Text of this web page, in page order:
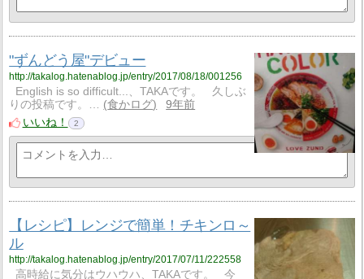
"ずんどう屋"デビュー
http://takalog.hatenablog.jp/entry/2017/08/18/001256
English is so difficult...、TAKAです。 久しぶ
りの投稿です。…
食かログ
9年前
いいね！
2
【レシピ】レンジで簡単！チキンロ～
ル
http://takalog.hatenablog.jp/entry/2017/07/11/222558
高時給に気分はウハウハ、TAKAです。 今